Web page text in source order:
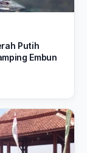
Putih
Embun